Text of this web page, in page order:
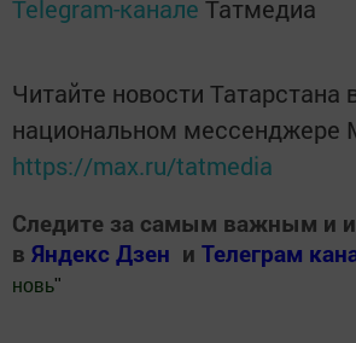
Telegram-канале Татмедиа
Читайте новости Татарстана
национальном мессенджере
https://max.ru/tatmedia
Следите за самым важным и
в Яндекс Дзен и Телеграм
новь"